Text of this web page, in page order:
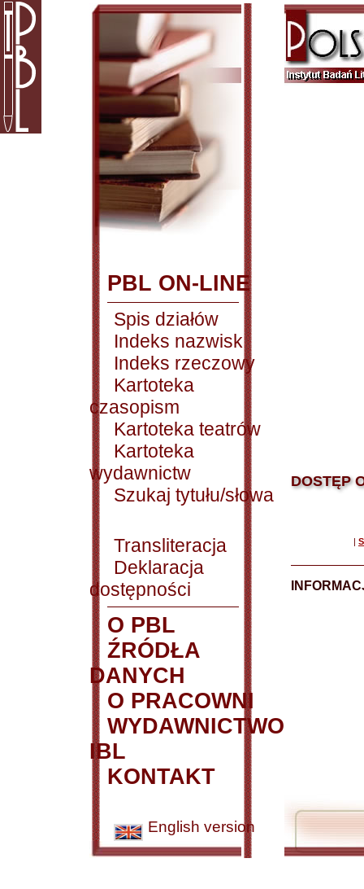
PBL ON-LINE
Spis działów
Indeks nazwisk
Indeks rzeczowy
Kartoteka
czasopism
Kartoteka teatrów
Kartoteka
wydawnictw
Szukaj tytułu/słowa
Transliteracja
Deklaracja
dostępności
O PBL
ŹRÓDŁA
DANYCH
O PRACOWNI
WYDAWNICTWO
IBL
KONTAKT
English version
DOSTĘP
|